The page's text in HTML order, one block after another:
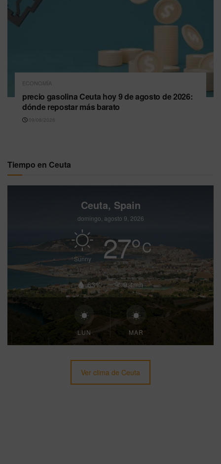
ECONOMÍA
precio gasolina Ceuta hoy 9 de agosto de 2026:
dónde repostar más barato
09/08/2026
Tiempo en Ceuta
Ceuta, Spain
domingo, agosto 9, 2026
Sunny 27°C
63% 9.4mh
LUN MAR
Ver clima de Ceuta